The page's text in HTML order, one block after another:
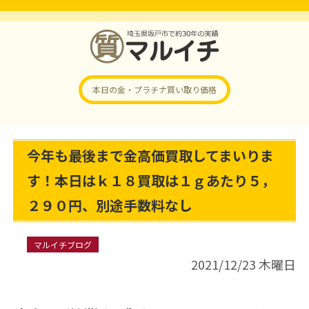
本日の金・プラチナ買い取り価格
今年も最後まで金高価買取してまいりま
す！本日はｋ１８買取は１ｇあたり５，
２９０円、別途手数料なし
マルイチブログ
2021/12/23 木曜日